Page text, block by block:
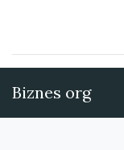
Biznes org